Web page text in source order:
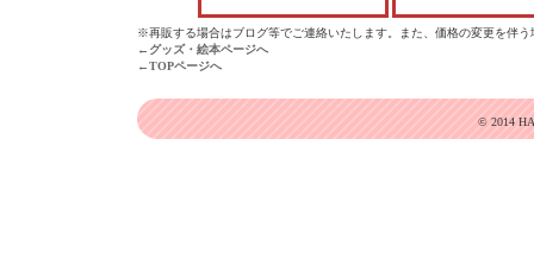
※再販する場合はブログ等でご連絡いたします。また、価格の変更を伴
←グッズ・絵本ページへ
←TOPページへ
© 2014